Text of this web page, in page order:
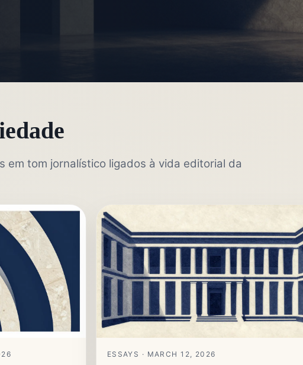
em tom jornalístico ligados à vida editorial da
ESSAYS · MARCH 12, 2026